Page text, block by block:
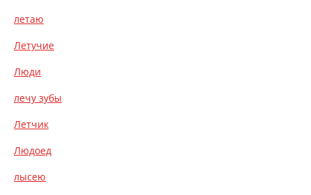
летаю
Летучие
Люди
лечу зубы
Летчик
Людоед
лысею